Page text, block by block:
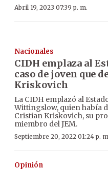
Abril 19, 2023 07:39 p. m.
Nacionales
CIDH emplaza al
caso de joven que
Kriskovich
La CIDH emplazó al
Wittingslow, quien había
Cristian Kriskovich, su
miembro del JEM.
Septiembre 20, 2022 01:24 p.
Opinión